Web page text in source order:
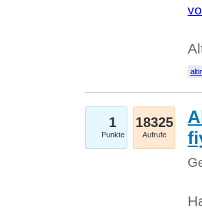
1
Punkte
18325
Aufrufe